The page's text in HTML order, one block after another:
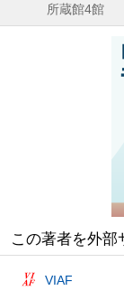
所蔵館4館
この著者を外部
VIAF